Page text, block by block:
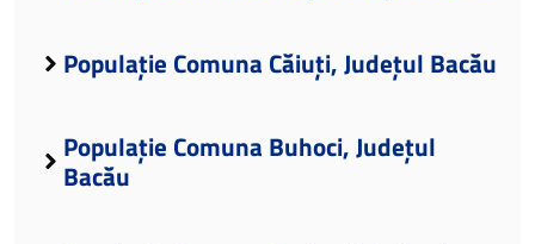
Populație Comuna Căiuți, Județul Bacău
Populație Comuna Buhoci, Județul
Bacău